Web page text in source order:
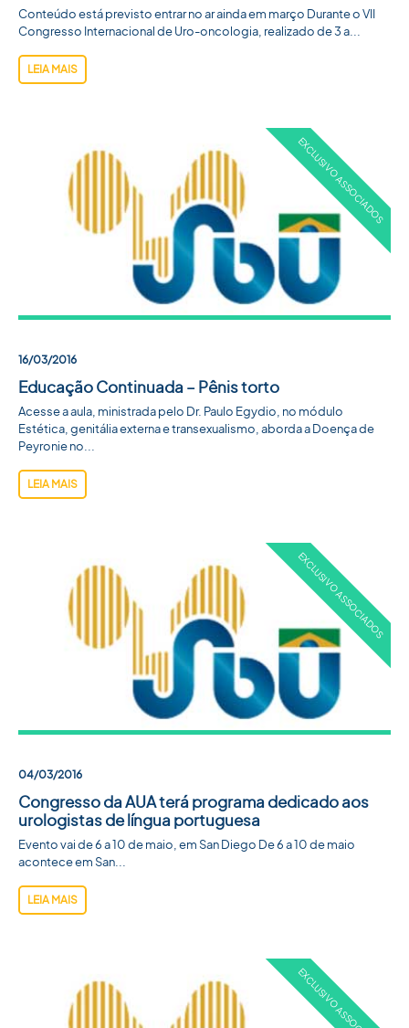
Conteúdo está previsto entrar no ar ainda em março Durante o VII
Congresso Internacional de Uro-oncologia, realizado de 3 a...
LEIA MAIS
16/03/2016
Educação Continuada – Pênis torto
Acesse a aula, ministrada pelo Dr. Paulo Egydio, no módulo
Estética, genitália externa e transexualismo, aborda a Doença de
Peyronie no...
LEIA MAIS
04/03/2016
Congresso da AUA terá programa dedicado aos
urologistas de língua portuguesa
Evento vai de 6 a 10 de maio, em San Diego De 6 a 10 de maio
acontece em San...
LEIA MAIS